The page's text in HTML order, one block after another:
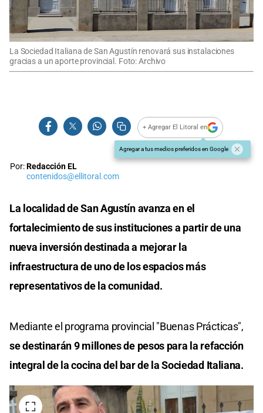
La Sociedad Italiana de San Agustín renovará sus instalaciones
gracias a un aporte provincial. Foto: Archivo
+ Agregar El Litoral en
Agregar a tus medios preferidos en Google
Por:Redacción EL
contenidos@ellitoral.com
La localidad de San Agustín avanza en el
fortalecimiento de sus instituciones a partir de una
nueva inversión destinada a mejorar la
infraestructura de uno de los espacios más
representativos de la comunidad.
Mediante el programa provincial "Buenas Prácticas",
se destinarán 9 millones de pesos para la refacción
integral de la cocina del bar de la Sociedad Italiana.